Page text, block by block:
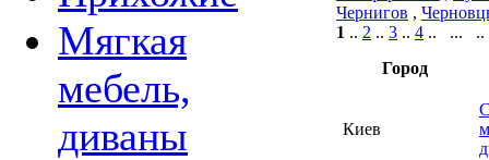
Мягкая
мебель,
диваны
Чернигов ,
1 .. 2 .. 3 .. 4 .. ... ..
Город
Киев